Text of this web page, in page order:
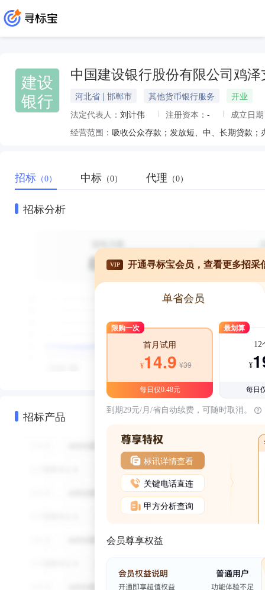
建设
银行
中国建设银行股份有限公司鸡泽
河北省 | 邯郸市 其他货币银行服务
开业
法定代表人： 刘计伟 注册资本： -
成立日
经营范围：
招标 （0） 中标 （0） 代理 （0）
招标分析
招标产品
VIP 开通寻标宝会员，查看更多招采
单省会员
限购一次
首月试用
¥14.9 ¥39
每日仅0.48元
最划算
12
¥
每日
到期29元/月/省自动续费，可随时取消。
标讯详情查看
关键电话直连
甲方分析查询
会员尊享权益